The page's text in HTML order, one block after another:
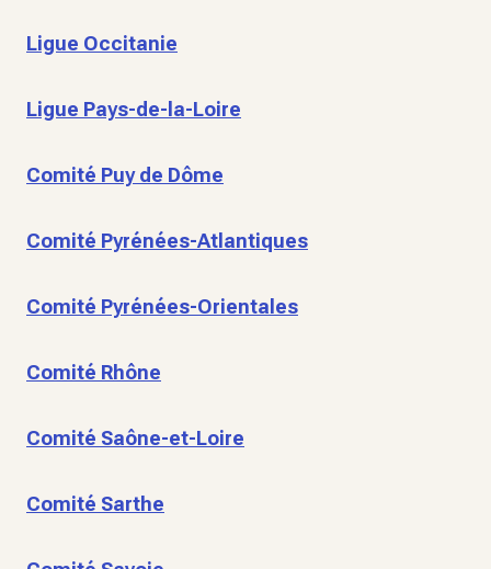
Ligue Occitanie
Ligue Pays-de-la-Loire
Comité Puy de Dôme
Comité Pyrénées-Atlantiques
Comité Pyrénées-Orientales
Comité Rhône
Comité Saône-et-Loire
Comité Sarthe